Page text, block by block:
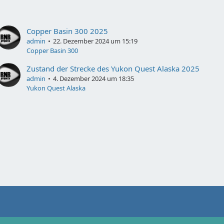
Copper Basin 300 2025
admin
22. Dezember 2024 um 15:19
Copper Basin 300
Zustand der Strecke des Yukon Quest Alaska 2025
admin
4. Dezember 2024 um 18:35
Yukon Quest Alaska